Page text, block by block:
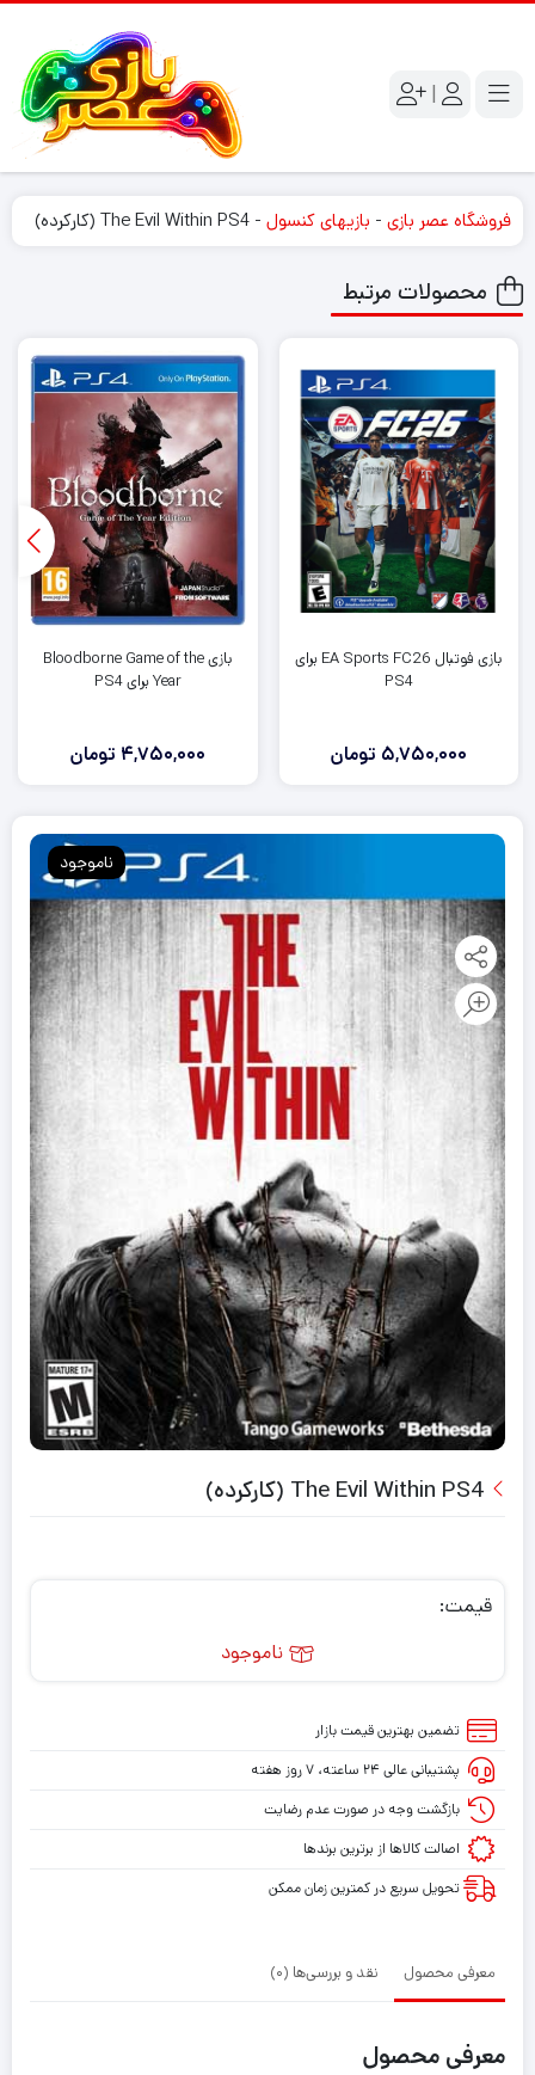
|
فروشگاه عصر بازی - بازیهای کنسول - The Evil Within PS4 (کارکرده)
محصولات مرتبط
بازی فوتبال EA Sports FC26 برای
PS4
5,750,000 تومان
بازی Bloodborne Game of the
Year برای PS4
4,750,000 تومان
ناموجود
The Evil Within PS4 (کارکرده)
قیمت:
ناموجود
تضمین بهترین قیمت بازار
پشتیبانی عالی ۲۴ ساعته، ۷ روز هفته
بازگشت وجه در صورت عدم رضایت
اصالت کالاها از برترین برندها
تحویل سریع در کمترین زمان ممکن
معرفی محصول نقد و بررسی‌ها (0)
معرفی محصول